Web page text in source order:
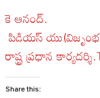
కె ఆనంద్.
పిడియస్
రాష్ట్ర ప్రధాన
Share this: